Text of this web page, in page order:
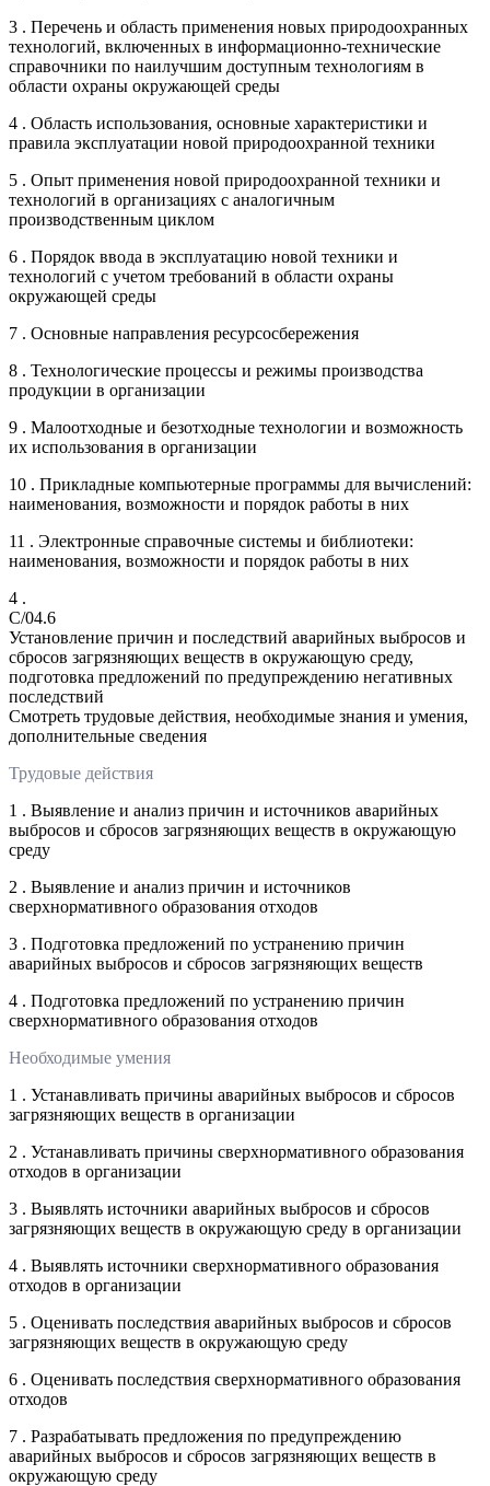
3 . Перечень и область применения новых природоохранных
технологий, включенных в информационно-технические
справочники по наилучшим доступным технологиям в
области охраны окружающей среды
4 . Область использования, основные характеристики и
правила эксплуатации новой природоохранной техники
5 . Опыт применения новой природоохранной техники и
технологий в организациях с аналогичным
производственным циклом
6 . Порядок ввода в эксплуатацию новой техники и
технологий с учетом требований в области охраны
окружающей среды
7 . Основные направления ресурсосбережения
8 . Технологические процессы и режимы производства
продукции в организации
9 . Малоотходные и безотходные технологии и возможность
их использования в организации
10 . Прикладные компьютерные программы для вычислений:
наименования, возможности и порядок работы в них
11 . Электронные справочные системы и библиотеки:
наименования, возможности и порядок работы в них
4 .
C/04.6
Установление причин и последствий аварийных выбросов и
сбросов загрязняющих веществ в окружающую среду,
подготовка предложений по предупреждению негативных
последствий
Смотреть трудовые действия, необходимые знания и умения,
дополнительные сведения
Трудовые действия
1 . Выявление и анализ причин и источников аварийных
выбросов и сбросов загрязняющих веществ в окружающую
среду
2 . Выявление и анализ причин и источников
сверхнормативного образования отходов
3 . Подготовка предложений по устранению причин
аварийных выбросов и сбросов загрязняющих веществ
4 . Подготовка предложений по устранению причин
сверхнормативного образования отходов
Необходимые умения
1 . Устанавливать причины аварийных выбросов и сбросов
загрязняющих веществ в организации
2 . Устанавливать причины сверхнормативного образования
отходов в организации
3 . Выявлять источники аварийных выбросов и сбросов
загрязняющих веществ в окружающую среду в организации
4 . Выявлять источники сверхнормативного образования
отходов в организации
5 . Оценивать последствия аварийных выбросов и сбросов
загрязняющих веществ в окружающую среду
6 . Оценивать последствия сверхнормативного образования
отходов
7 . Разрабатывать предложения по предупреждению
аварийных выбросов и сбросов загрязняющих веществ в
окружающую среду